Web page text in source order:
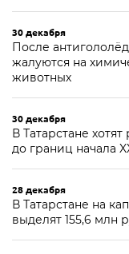
30 декабря
После
жалуются на
животных
30 декабря
В Татарстане
до границ начала
28 декабря
В Татарстане на
выделят 155,6 млн